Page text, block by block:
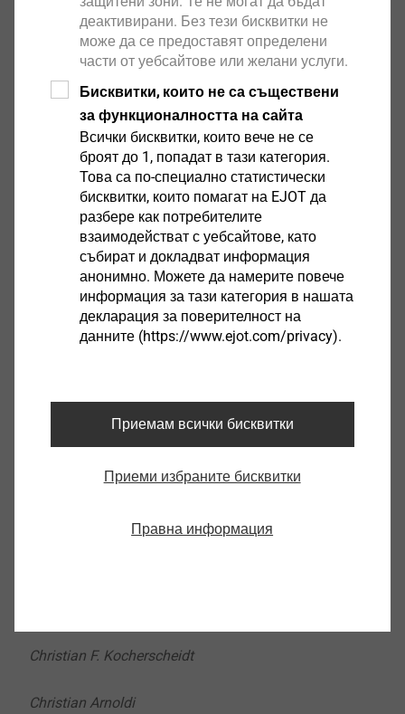
Dr Frank Dratschmidt CDO
Christian Arnoldi CFO
Dr Rolf Künkel COO
Sedat Aricioglu CEO
Dr Andrea Camola CSO/CTO MUC
Christian F. Kocherscheidt
(transfer to Finance)
Dr Wolfgang Scheiding CSO MUI
(Image modified using AI)
Christian F. Kocherscheidt
Christian Arnoldi
деактивирани. Без тези бисквитки не
може да се предоставят определени
части от уебсайтове или желани услуги.
Бисквитки, които не са съществени
за функционалността на сайта
Всички бисквитки, които вече не се
броят до 1, попадат в тази категория.
Това са по-специално статистически
бисквитки, които помагат на EJOT да
разбере как потребителите
взаимодействат с уебсайтове, като
събират и докладват информация
анонимно. Можете да намерите повече
информация за тази категория в нашата
декларация за поверителност на
данните (https://www.ejot.com/privacy).
Приемам всички бисквитки
Приеми избраните бисквитки
Правна информация